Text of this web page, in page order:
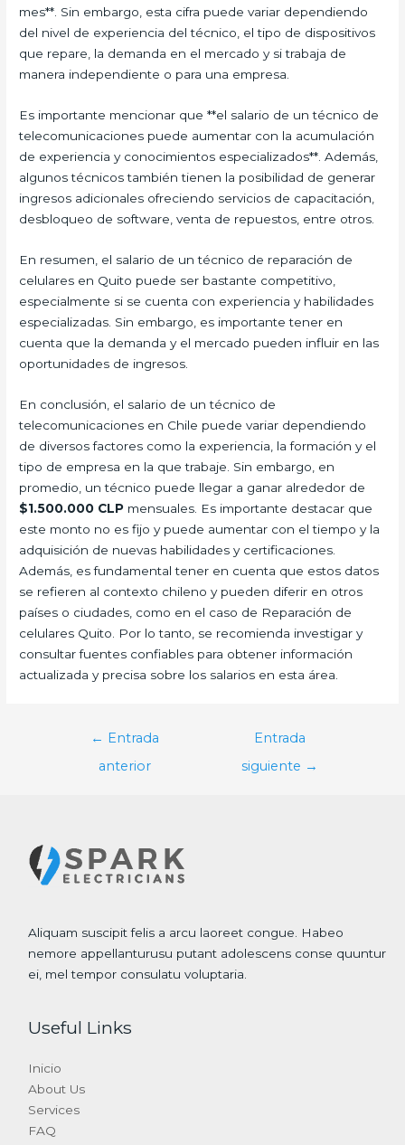
mes**. Sin embargo, esta cifra puede variar dependiendo
del nivel de experiencia del técnico, el tipo de dispositivos
que repare, la demanda en el mercado y si trabaja de
manera independiente o para una empresa.
Es importante mencionar que **el salario de un técnico de
telecomunicaciones puede aumentar con la acumulación
de experiencia y conocimientos especializados**. Además,
algunos técnicos también tienen la posibilidad de generar
ingresos adicionales ofreciendo servicios de capacitación,
desbloqueo de software, venta de repuestos, entre otros.
En resumen, el salario de un técnico de reparación de
celulares en Quito puede ser bastante competitivo,
especialmente si se cuenta con experiencia y habilidades
especializadas. Sin embargo, es importante tener en
cuenta que la demanda y el mercado pueden influir en las
oportunidades de ingresos.
En conclusión, el salario de un técnico de
telecomunicaciones en Chile puede variar dependiendo
de diversos factores como la experiencia, la formación y el
tipo de empresa en la que trabaje. Sin embargo, en
promedio, un técnico puede llegar a ganar alrededor de
$1.500.000 CLP mensuales. Es importante destacar que
este monto no es fijo y puede aumentar con el tiempo y la
adquisición de nuevas habilidades y certificaciones.
Además, es fundamental tener en cuenta que estos datos
se refieren al contexto chileno y pueden diferir en otros
países o ciudades, como en el caso de Reparación de
celulares Quito. Por lo tanto, se recomienda investigar y
consultar fuentes confiables para obtener información
actualizada y precisa sobre los salarios en esta área.
Navegación
entradas
← Entrada
anterior
Entrada
siguiente →
Aliquam suscipit felis a arcu laoreet congue. Habeo
nemore appellanturusu putant adolescens conse quuntur
ei, mel tempor consulatu voluptaria.
Useful Links
Inicio
About Us
Services
FAQ